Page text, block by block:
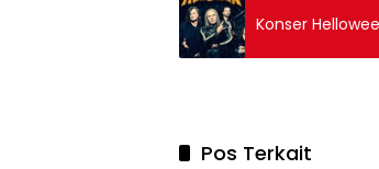
Konser
Pos Terkait